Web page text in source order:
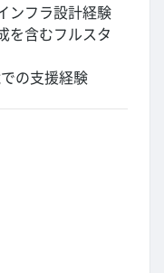
ンフラ設計経験
を含むフルスタ
の支援経験